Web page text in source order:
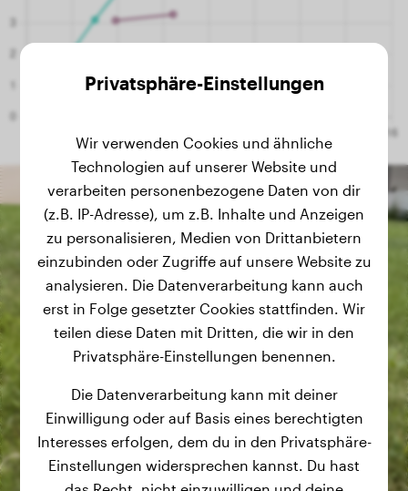
Privatsphäre-Einstellungen
Wir verwenden Cookies und ähnliche
Technologien auf unserer Website und
verarbeiten personenbezogene Daten von dir
(z.B. IP-Adresse), um z.B. Inhalte und Anzeigen
zu personalisieren, Medien von Drittanbietern
einzubinden oder Zugriffe auf unsere Website zu
analysieren. Die Datenverarbeitung kann auch
erst in Folge gesetzter Cookies stattfinden. Wir
teilen diese Daten mit Dritten, die wir in den
Privatsphäre-Einstellungen benennen.
Die Datenverarbeitung kann mit deiner
Einwilligung oder auf Basis eines berechtigten
Interesses erfolgen, dem du in den Privatsphäre-
Einstellungen widersprechen kannst. Du hast